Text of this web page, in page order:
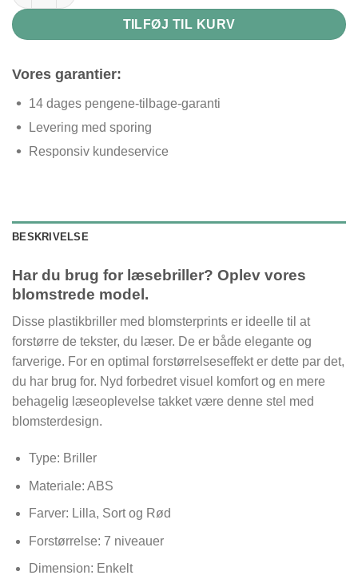
TILFØJ TIL KURV
Vores garantier:
14 dages pengene-tilbage-garanti
Levering med sporing
Responsiv kundeservice
BESKRIVELSE
Har du brug for læsebriller? Oplev vores
blomstrede model.
Disse plastikbriller med blomsterprints er ideelle til at
forstørre de tekster, du læser. De er både elegante og
farverige. For en optimal forstørrelseseffekt er dette par det,
du har brug for. Nyd forbedret visuel komfort og en mere
behagelig læseoplevelse takket være denne stel med
blomsterdesign.
Type: Briller
Materiale: ABS
Farver: Lilla, Sort og Rød
Forstørrelse: 7 niveauer
Dimension: Enkelt